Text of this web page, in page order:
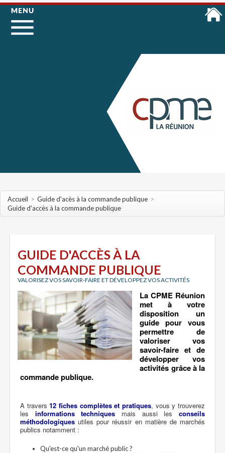
Accueil > Guide d'acès à la commande publique >
Guide d'accès à la commande publique
GUIDE D'ACCÈS À LA
COMMANDE PUBLIQUE
VALORISEZ VOS SAVOIR-FAIRE ET DÉVELOPPEZ VOS ACTIVITÉS
La CPME Réunion
met à votre
disposition un
guide pour vous
permettre de
valoriser vos
savoir-faire et de
développer vos
activités grâce à la
commande publique.
A travers 12 fiches complètes et pratiques, vous y trouverez
les
informations techniques mais aussi les
conseils
méthodologiques utiles pour réussir en matière de marchés
publics notamment :
Qu'est-ce qu'un marché public ?